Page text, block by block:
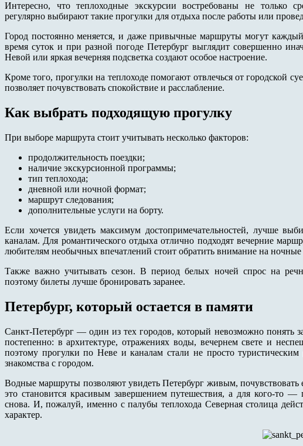
Интересно, что теплоходные экскурсии востребованы не только
регулярно выбирают такие прогулки для отдыха после работы или
Город постоянно меняется, и даже привычные маршруты могут
время суток и при разной погоде Петербург выглядит совершенно
Невой или яркая вечерняя подсветка создают особое настроение.
Кроме того, прогулки на теплоходе помогают отвлечься от городской
позволяет почувствовать спокойствие и расслабление.
Как выбрать подходящую прогулку
При выборе маршрута стоит учитывать несколько факторов:
продолжительность поездки;
наличие экскурсионной программы;
тип теплохода;
дневной или ночной формат;
маршрут следования;
дополнительные услуги на борту.
Если хочется увидеть максимум достопримечательностей, лучше
каналам. Для романтического отдыха отлично подходят вечерние
любителям необычных впечатлений стоит обратить внимание на ночные
Также важно учитывать сезон. В период белых ночей спрос на
поэтому билеты лучше бронировать заранее.
Петербург, который остается в памяти
Санкт-Петербург — один из тех городов, который невозможно понять
постепенно: в архитектуре, отражениях воды, вечернем свете и
поэтому прогулки по Неве и каналам стали не просто
знакомства с городом.
Водные маршруты позволяют увидеть Петербург живым, почувствовать
это становится красивым завершением путешествия, а для кого-то —
снова. И, пожалуй, именно с палубы теплохода Северная столица
характер.